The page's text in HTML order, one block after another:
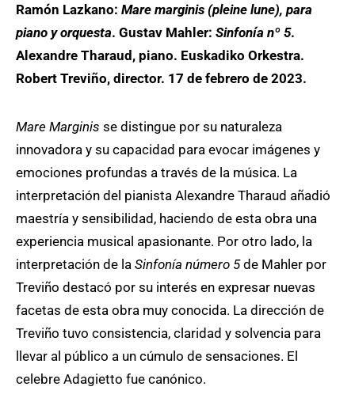
Ramón Lazkano: Mare marginis (pleine lune), para
piano y orquesta. Gustav Mahler: Sinfonía nº 5.
Alexandre Tharaud, piano. Euskadiko Orkestra.
Robert Treviño, director. 17 de febrero de 2023.
Mare Marginis se distingue por su naturaleza
innovadora y su capacidad para evocar imágenes y
emociones profundas a través de la música. La
interpretación del pianista Alexandre Tharaud añadió
maestría y sensibilidad, haciendo de esta obra una
experiencia musical apasionante. Por otro lado, la
interpretación de la Sinfonía número 5de Mahler por
Treviño destacó por su interés en expresar nuevas
facetas de esta obra muy conocida. La dirección de
Treviño tuvo consistencia, claridad y solvencia para
llevar al público a un cúmulo de sensaciones. El
celebre Adagietto fue canónico.